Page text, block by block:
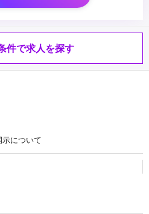
件で求人を探す
について